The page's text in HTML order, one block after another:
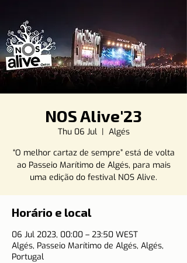
NOS Alive'23
Thu 06 Jul
  |
Algés
“O melhor cartaz de sempre” está de volta
ao Passeio Marítimo de Algés, para mais
uma edição do festival NOS Alive.
Horário e local
06 Jul 2023, 00:00 – 23:50 WEST
Algés, Passeio Marítimo de Algés, Algés,
Portugal